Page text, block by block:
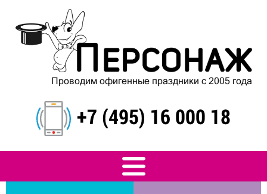
Проводим офигенные праздники с 2005 года
+7 (495) 16 000 18